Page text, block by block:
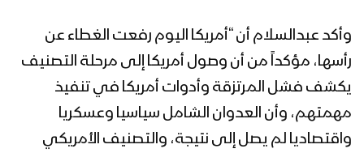
وأكد عبدالسلام أن “أمريكا اليوم رفعت الغطاء عن
رأسها، مؤكداً من أن وصول أمريكا إلى مرحلة التصنيف
يكشف فشل المرتزقة وأدوات أمريكا في تنفيذ
مهمتهم، وأن العدوان الشامل سياسيا وعسكريا
واقتصاديا لم يصل إلى نتيجة، والتصنيف الأمريكي